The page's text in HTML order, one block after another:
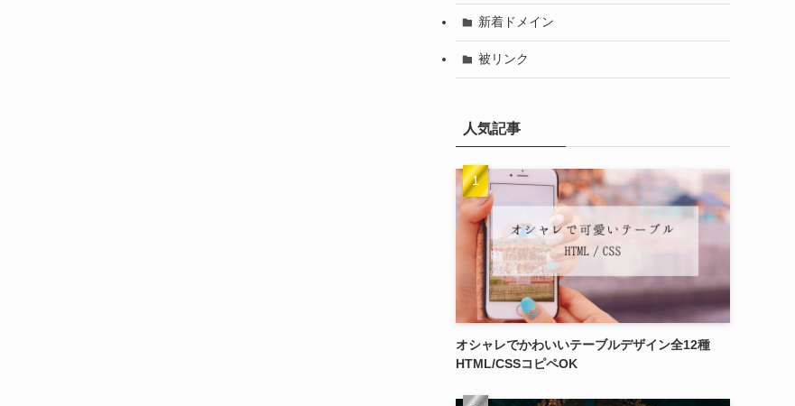
新着ドメイン
被リンク
人気記事
オシャレでかわいいテーブルデザイン全12種
HTML/CSSコピペOK